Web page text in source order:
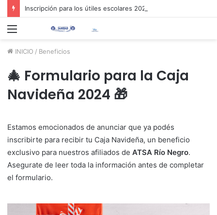
Inscripción para los útiles escolares 2026 📚✏️
Menú
INICIO / Beneficios
🎄 Formulario para la Caja
Navideña 2024 🎁
Estamos emocionados de anunciar que ya podés
inscribirte para recibir tu Caja Navideña, un beneficio
exclusivo para nuestros afiliados de ATSA Río Negro.
Asegurate de leer toda la información antes de completar
el formulario.